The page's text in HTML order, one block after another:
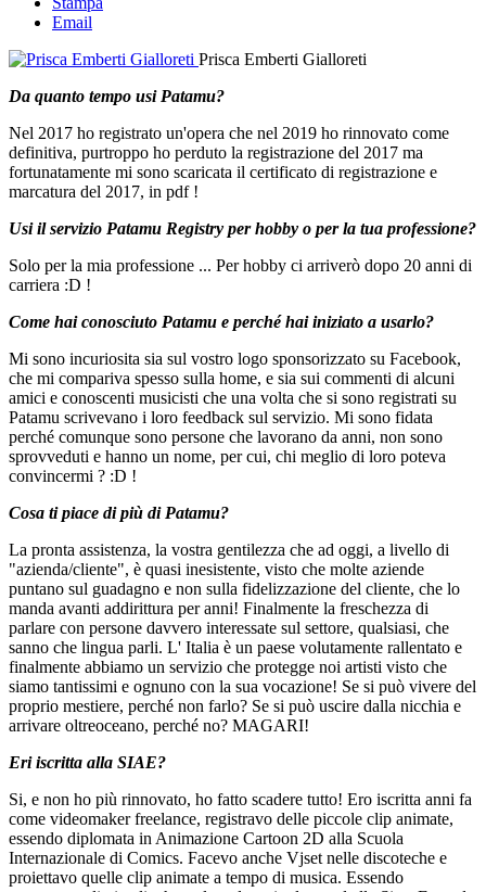
Email
Prisca Emberti Gialloreti
Da quanto tempo usi Patamu?
Nel 2017 ho registrato un'opera che nel 2019 ho rinnovato come
definitiva, purtroppo ho perduto la registrazione del 2017 ma
fortunatamente mi sono scaricata il certificato di registrazione e
marcatura del 2017, in pdf !
Usi il servizio Patamu Registry per hobby o per la tua professione?
Solo per la mia professione ... Per hobby ci arriverò dopo 20 anni di
carriera :D !
Come hai conosciuto Patamu e perché hai iniziato a usarlo?
Mi sono incuriosita sia sul vostro logo sponsorizzato su Facebook,
che mi compariva spesso sulla home, e sia sui commenti di alcuni
amici e conoscenti musicisti che una volta che si sono registrati su
Patamu scrivevano i loro feedback sul servizio. Mi sono fidata
perché comunque sono persone che lavorano da anni, non sono
sprovveduti e hanno un nome, per cui, chi meglio di loro poteva
convincermi ? :D !
Cosa ti piace di più di Patamu?
La pronta assistenza, la vostra gentilezza che ad oggi, a livello di
"azienda/cliente", è quasi inesistente, visto che molte aziende
puntano sul guadagno e non sulla fidelizzazione del cliente, che lo
manda avanti addirittura per anni! Finalmente la freschezza di
parlare con persone davvero interessate sul settore, qualsiasi, che
sanno che lingua parli. L' Italia è un paese volutamente rallentato e
finalmente abbiamo un servizio che protegge noi artisti visto che
siamo tantissimi e ognuno con la sua vocazione! Se si può vivere del
proprio mestiere, perché non farlo? Se si può uscire dalla nicchia e
arrivare oltreoceano, perché no? MAGARI!
Eri iscritta alla SIAE?
Si, e non ho più rinnovato, ho fatto scadere tutto! Ero iscritta anni fa
come videomaker freelance, registravo delle piccole clip animate,
essendo diplomata in Animazione Cartoon 2D alla Scuola
Internazionale di Comics. Facevo anche Vjset nelle discoteche e
proiettavo quelle clip animate a tempo di musica. Essendo